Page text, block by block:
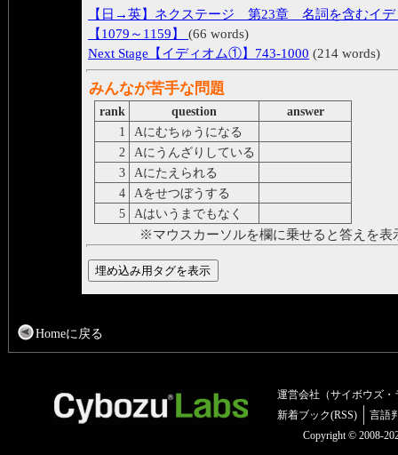
【日→英】ネクステージ 第23章 名詞を含むイデ
【1079～1159】(66 words)
Next Stage【イディオム①】743-1000 (214 words)
みんなが苦手な問題
rank question
answer
1
Aにむちゅうになる
2
Aにうんざりしている
3
Aにたえられる
4
Aをせつぼうする
5
Aはいうまでもなく
※マウスカーソルを欄に乗せると答えを表
Homeに戻る
運営会社（サイボウズ・
新着ブック(RSS)
言語
Copyright © 2008-